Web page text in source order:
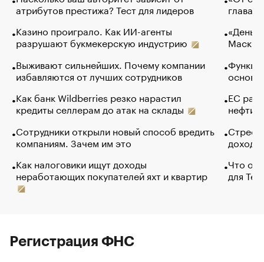
атрибутов престижа? Тест для лидеров
Казино проиграло. Как ИИ-агенты
разрушают букмекерскую индустрию
Выживают сильнейших. Почему компании
избавляются от лучших сотрудников
Как банк Wildberries резко нарастил
кредиты селлерам до атак на склады
Сотрудники открыли новый способ вредить
компаниям. Зачем им это
Как налоговики ищут доходы
неработающих покупателей яхт и квартир
глава
Маск в
основ
ЕС
нефти
Что
для
Регистрация ФНС